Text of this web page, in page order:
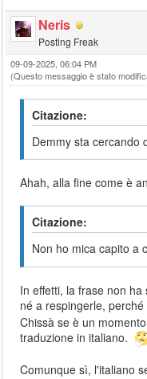
Neris
Posting Freak
09-09-2025, 06:04 PM
(Questo messaggio è stato
Citazione:
Demmy sta cercando
Ahah, alla fine come è
Citazione:
Non ho mica capito a
In effetti, la frase non
né a respingerle,
Chissà se è un
traduzione in italiano.
Comunque sì, l'italiano